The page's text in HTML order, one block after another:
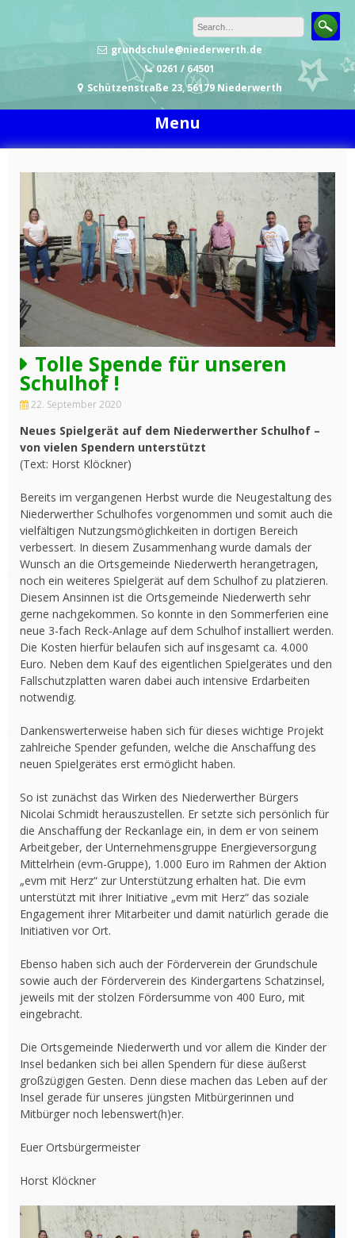
grundschule@niederwerth.de
0261 / 64501
Schützenstraße 23, 56179 Niederwerth
Menu
Tolle Spende für unseren
Schulhof !
22. September 2020
Neues Spielgerät auf dem Niederwerther Schulhof –
von vielen Spendern unterstützt
(Text: Horst Klöckner)
Bereits im vergangenen Herbst wurde die Neugestaltung des
Niederwerther Schulhofes vorgenommen und somit auch die
vielfältigen Nutzungsmöglichkeiten in dortigen Bereich
verbessert. In diesem Zusammenhang wurde damals der
Wunsch an die Ortsgemeinde Niederwerth herangetragen,
noch ein weiteres Spielgerät auf dem Schulhof zu platzieren.
Diesem Ansinnen ist die Ortsgemeinde Niederwerth sehr
gerne nachgekommen. So konnte in den Sommerferien eine
neue 3-fach Reck-Anlage auf dem Schulhof installiert werden.
Die Kosten hierfür belaufen sich auf insgesamt ca. 4.000
Euro. Neben dem Kauf des eigentlichen Spielgerätes und den
Fallschutzplatten waren dabei auch intensive Erdarbeiten
notwendig.
Dankenswerterweise haben sich für dieses wichtige Projekt
zahlreiche Spender gefunden, welche die Anschaffung des
neuen Spielgerätes erst ermöglicht haben.
So ist zunächst das Wirken des Niederwerther Bürgers
Nicolai Schmidt herauszustellen. Er setzte sich persönlich für
die Anschaffung der Reckanlage ein, in dem er von seinem
Arbeitgeber, der Unternehmensgruppe Energieversorgung
Mittelrhein (evm-Gruppe), 1.000 Euro im Rahmen der Aktion
„evm mit Herz“ zur Unterstützung erhalten hat. Die evm
unterstützt mit ihrer Initiative „evm mit Herz“ das soziale
Engagement ihrer Mitarbeiter und damit natürlich gerade die
Initiativen vor Ort.
Ebenso haben sich auch der Förderverein der Grundschule
sowie auch der Förderverein des Kindergartens Schatzinsel,
jeweils mit der stolzen Fördersumme von 400 Euro, mit
eingebracht.
Die Ortsgemeinde Niederwerth und vor allem die Kinder der
Insel bedanken sich bei allen Spendern für diese äußerst
großzügigen Gesten. Denn diese machen das Leben auf der
Insel gerade für unseres jüngsten Mitbürgerinnen und
Mitbürger noch lebenswert(h)er.
Euer Ortsbürgermeister
Horst Klöckner